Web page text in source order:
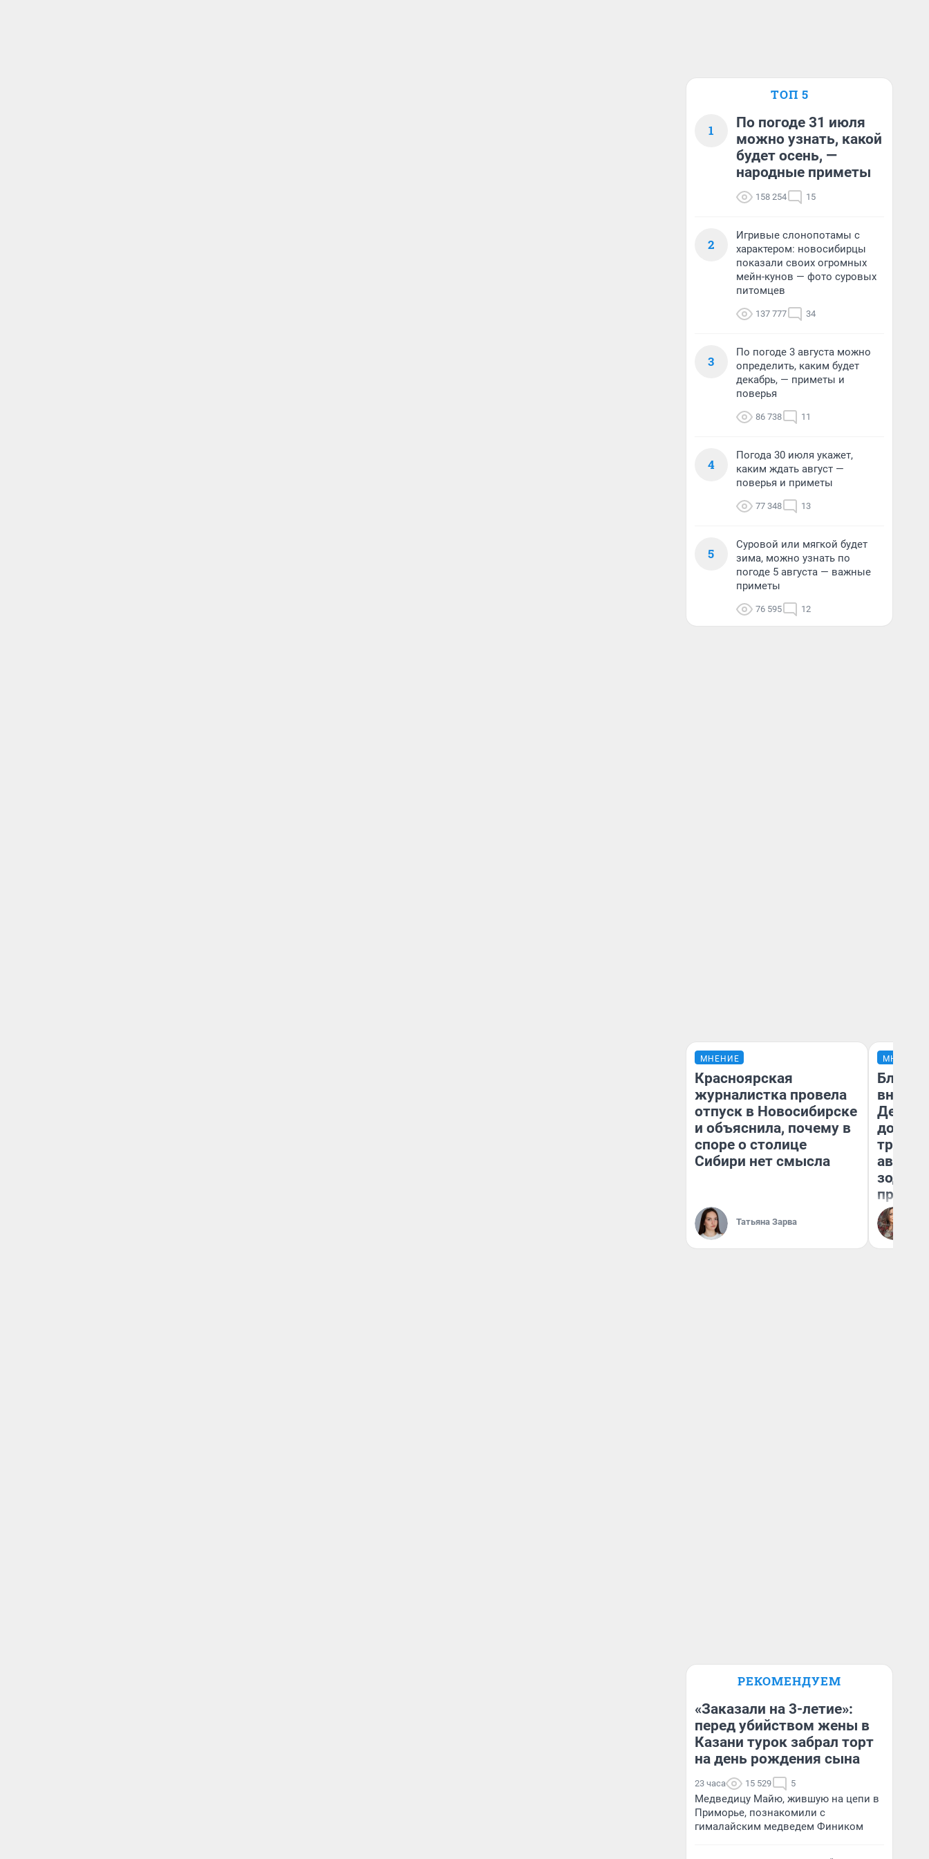
ТОП 5
1
По погоде 31 июля
можно узнать, какой
будет осень, —
народные приметы
158 254 15
2
Игривые слонопотамы с
характером: новосибирцы
показали своих огромных
мейн-кунов — фото суровых
питомцев
137 777 34
3
По погоде 3 августа можно
определить, каким будет
декабрь, — приметы и
поверья
86 738 11
4
Погода 30 июля укажет,
каким ждать август —
поверья и приметы
77 348 13
5
Суровой или мягкой будет
зима, можно узнать по
погоде 5 августа — важные
приметы
76 595 12
МНЕНИЕ
Красноярская
журналистка провела
отпуск в Новосибирске
и объяснила, почему в
споре о столице
Сибири нет смысла
Татьяна Зарва
МНЕНИЕ
Девам
траты:
август
РЕКОМЕНДУЕМ
«Заказали на 3-летие»:
перед убийством жены в
Казани турок забрал торт
на день рождения сына
23 часа 15 529 5
Медведицу Майю, жившую на цепи в
Приморье, познакомили с
гималайским медведем Фиником